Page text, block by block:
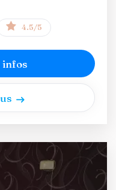
4.5/5
infos